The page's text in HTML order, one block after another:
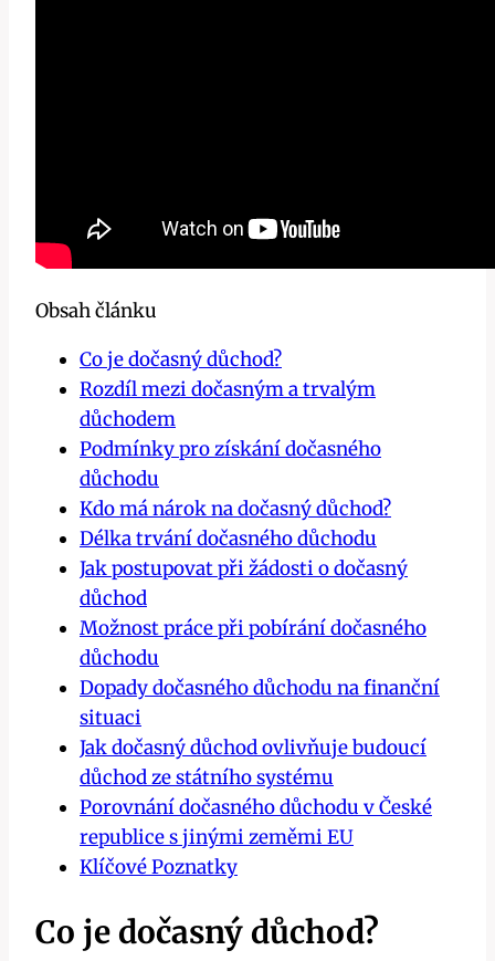
Obsah článku
Co je dočasný důchod?
Rozdíl mezi dočasným a trvalým
důchodem
Podmínky pro získání dočasného
důchodu
Kdo má nárok na dočasný důchod?
Délka trvání dočasného důchodu
Jak postupovat při žádosti o dočasný
důchod
Možnost práce při pobírání dočasného
důchodu
Dopady dočasného důchodu na finanční
situaci
Jak dočasný důchod ovlivňuje budoucí
důchod ze státního systému
Porovnání dočasného důchodu v České
republice s jinými zeměmi EU
Klíčové Poznatky
Co je dočasný důchod?